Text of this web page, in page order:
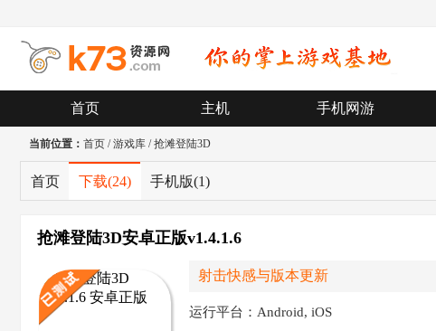
首页 主机 手机网游
当前位置： 首页 /游戏库 /抢滩登陆3D
首页 下载(24) 手机版(1)
抢滩登陆3D安卓正版v1.4.1.6
射击快感与版本更新
运行平台：Android, iOS